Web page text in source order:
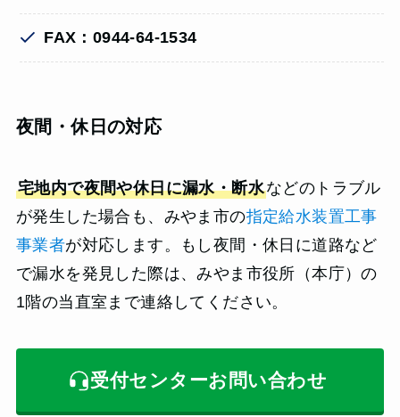
FAX：0944-64-1534
夜間・休日の対応
宅地内で夜間や休日に漏水・断水などのトラブル
が発生した場合も、みやま市の指定給水装置工事
事業者が対応します。もし夜間・休日に道路など
で漏水を発見した際は、みやま市役所（本庁）の
1階の当直室まで連絡してください。
受付センターお問い合わせ